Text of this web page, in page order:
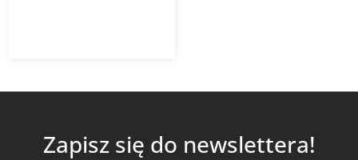
Zapisz się do newslettera!